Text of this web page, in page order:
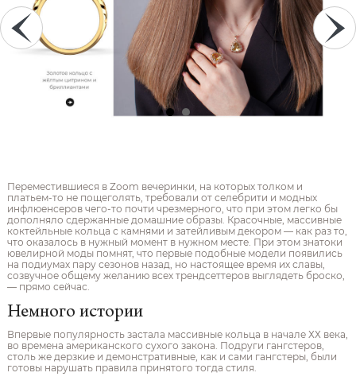
Переместившиеся в Zoom вечеринки, на которых толком и
платьем-то не пощеголять, требовали от селебрити и модных
инфлюенсеров чего-то почти чрезмерного, что при этом легко бы
дополняло сдержанные домашние образы. Красочные, массивные
коктейльные кольца с камнями и затейливым декором — как раз то,
что оказалось в нужный момент в нужном месте. При этом знатоки
ювелирной моды помнят, что первые подобные модели появились
на подиумах пару сезонов назад, но настоящее время их славы,
созвучное общему желанию всех трендсеттеров выглядеть броско,
— прямо сейчас.
Немного истории
Впервые популярность застала массивные кольца в начале ХХ века,
во времена американского сухого закона. Подруги гангстеров,
столь же дерзкие и демонстративные, как и сами гангстеры, были
готовы нарушать правила принятого тогда стиля.